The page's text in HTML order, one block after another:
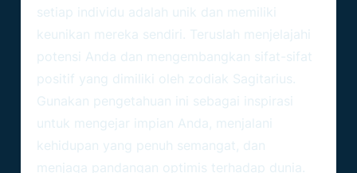
setiap individu adalah unik dan memiliki
keunikan mereka sendiri. Teruslah menjelajahi
potensi Anda dan mengembangkan sifat-sifat
positif yang dimiliki oleh zodiak Sagitarius.
Gunakan pengetahuan ini sebagai inspirasi
untuk mengejar impian Anda, menjalani
kehidupan yang penuh semangat, dan
menjaga pandangan optimis terhadap dunia.